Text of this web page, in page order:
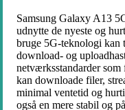
Samsung Galaxy A13
udnytte de nyeste og
bruge 5G-teknologi kan
download- og
netværksstandarder som
kan downloade filer,
minimal ventetid og
også en mere stabil og